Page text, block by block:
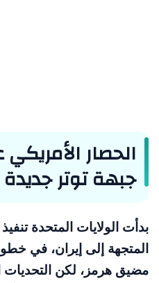
الحصار
جبهة توتر
بدأت الولايات المتحدة
المتجهة إلى إيران، في
مضيق هرمز، لكن التحديات